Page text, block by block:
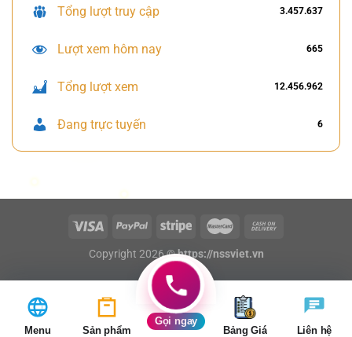
Tổng lượt truy cập 3.457.637
Lượt xem hôm nay 665
Tổng lượt xem 12.456.962
Đang trực tuyến 6
Copyright 2026 ©https://nssviet.vn
Menu Sản phẩm
Gọi ngay
Bảng Giá
Liên hệ